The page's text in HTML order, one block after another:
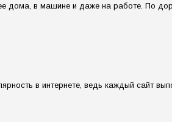
дома, в машине и даже на работе. По
в интернете, ведь каждый сайт